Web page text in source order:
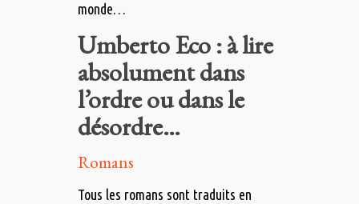
monde…
Umberto Eco : à lire
absolument dans
l’ordre ou dans le
désordre…
Romans
Tous les romans sont traduits en